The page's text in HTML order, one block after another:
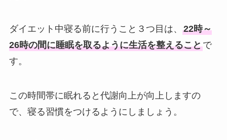
ダイエット中寝る前に行うこと３つ目は、 22時～
26時の間に睡眠を取るように生活を整えることで
す。
この時間帯に眠れると代謝向上が向上しますの
で、寝る習慣をつけるようにしましょう。